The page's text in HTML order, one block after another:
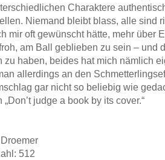
Charaktere
Niemand bleibt blass, alle sind
mir oft gewünscht hätte, mehr über
am Ball geblieben zu sein – und
zu haben, beides hat mich nämlich
allerdings an den
gar nicht so beliebig wie
„Don’t judge a book by its cover.“
512